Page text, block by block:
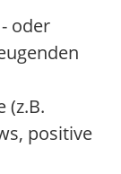
oder
(z.B.
positive